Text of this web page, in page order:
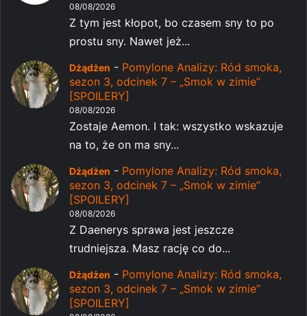
08/08/2026
Z tym jest kłopot, bo czasem sny to po
prostu sny. Nawet jeż...
Dżądżen - Pomylone Analizy: Ród smoka,
sezon 3, odcinek 7 – „Smok w zimie”
[SPOILERY]
08/08/2026
Zostaje Aemon. I tak: wszystko wskazuje
na to, że on ma sny...
Dżądżen - Pomylone Analizy: Ród smoka,
sezon 3, odcinek 7 – „Smok w zimie”
[SPOILERY]
08/08/2026
Z Daenerys sprawa jest jeszcze
trudniejsza. Masz rację co do...
Dżądżen - Pomylone Analizy: Ród smoka,
sezon 3, odcinek 7 – „Smok w zimie”
[SPOILERY]